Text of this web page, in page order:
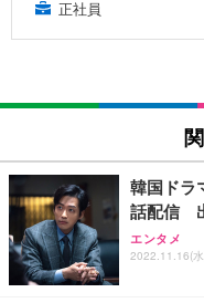
正社員
韓国ドラ
話配信
エンタメ
2022.11.16(